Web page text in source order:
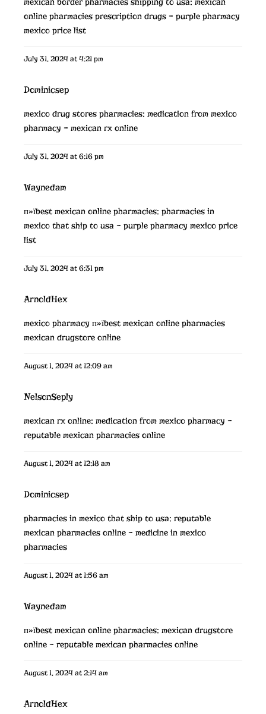
online pharmacies prescription drugs – purple pharmacy
mexico price list
July 31, 2024 at 4:21 pm
Dominicsep
mexico drug stores pharmacies: medication from mexico
pharmacy – mexican rx online
July 31, 2024 at 6:16 pm
Waynedam
п»їbest mexican online pharmacies: pharmacies in
mexico that ship to usa – purple pharmacy mexico price
list
July 31, 2024 at 6:31 pm
ArnoldHex
mexico pharmacy п»їbest mexican online pharmacies
mexican drugstore online
August 1, 2024 at 12:09 am
NelsonSeply
mexican rx online: medication from mexico pharmacy –
reputable mexican pharmacies online
August 1, 2024 at 12:18 am
Dominicsep
pharmacies in mexico that ship to usa: reputable
mexican pharmacies online – medicine in mexico
pharmacies
August 1, 2024 at 1:56 am
Waynedam
п»їbest mexican online pharmacies: mexican drugstore
online – reputable mexican pharmacies online
August 1, 2024 at 2:14 am
ArnoldHex